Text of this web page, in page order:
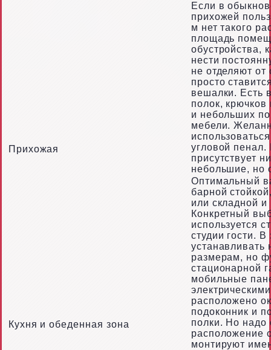
Прихожая
Если в
прихожей
м нет такого
площадь
обустройства,
нести
не отделяют
просто
вешалки. Есть
полок,
и небольших
мебели.
угловой
присутствует
небольшие, но
Кухня и обеденная зона
Оптимальный
барной
или складной
Конкретный
используется
студии гости.
устанавливать
размерам, но
стационарной
мобильные
расположено
подоконник и
полки. Но
расположение
монтируют